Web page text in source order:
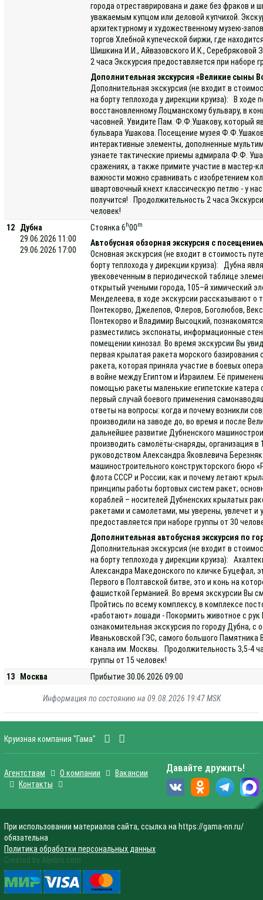
города отреставрирована и даже без фраков и
уважаемым купцом или деловой купчихой.
архитектурному и художественному музею-
торгов Хлебной купеческой биржи, где
Шишкина И.И., Айвазовского И.К., Серебряковой
2 часа Экскурсия предоставляется при наборе
Дополнительная экскурсия «Великие сыны
Дополнительная экскурсия (не входит в
на борту теплохода у дирекции круиза): В ходе
восстановленному Лоцманскому бульвару, в
часовней. Увидите Пам. Ф.Ф.Ушакову, который
бульвара Ушакова. Посещение музея
интерактивные элементы, дополненные
узнаете тактические приемы адмирала Ф.Ф.
сражениях, а также примите участие в мастер-
важности можно сравнивать с изобретением
швартовочный кнехт классическую петлю - у
получится! Продолжительность 2 часа
человек!
12
Дубна
29.06.2026 11:00
29.06.2026 17:00
Стоянка 6 h00m
Автобусная обзорная экскурсия с
Основная экскурсия (не входит в стоимость
борту теплохода у дирекции круиза): Дубна
увековеченным в периодической таблице
открытый учеными города, 105–й химический
Менделеева, в ходе экскурсии рассказывают о
Понтекорво, Джелепов, Флеров, Боголюбов,
Понтекорво и Владимир Высоцкий,
разместились экспонаты, информационные
помещении кинозал. Во время экскурсии Вы
первая крылатая ракета морского
ракета, которая приняла участие в боевых
в войне между Египтом и Израилем. Её
помощью ракеты маленькие египетские катера
первый случай боевого применения
ответы на вопросы: когда и почему возникли
производили на заводе до, во время и после
дальнейшее развитие Дубненского
производить самолёты-снаряды, организация
руководством Александра Яковлевича
машиностроительного конструкторского бюро
флота СССР и России; как и почему летают
принципы работы бортовых систем ракет;
кораблей – носителей Дубненских крылатых
ракетами и самолетами, мы уверены, увлечет и
предоставляется при наборе группы от 30
Дополнительная автобусная экскурсия по
Дополнительная экскурсия (не входит в
на борту теплохода у дирекции круиза):
Александра Македонского по кличке Буцефал,
Первого в Полтавской битве, это и конь на
фашисткой Германией. Во время экскурсии Вы
Пройтись по всему комплексу, в комплексе
«работают» лошади - Покормить животное с
ознакомительная экскурсия по городу Дубна,
Иваньковской ГЭС, самого большого Памятника
канала им. Москвы. Продолжительность 3,5-4
группы от 15 человек!
13
Москва Прибытие 30.06.2026 09:00
Информация по состоянию на 09.08.2026 19:47 MSK
Круизная компания "Гама"
Агентствам О компании
Вакансии
Контакты
Давайте дружить!
При использовании материалов сайта, ссылка на https://gama-nn.ru/
обязательна
Политика обработки персональных данных
Created by Aljebro.com